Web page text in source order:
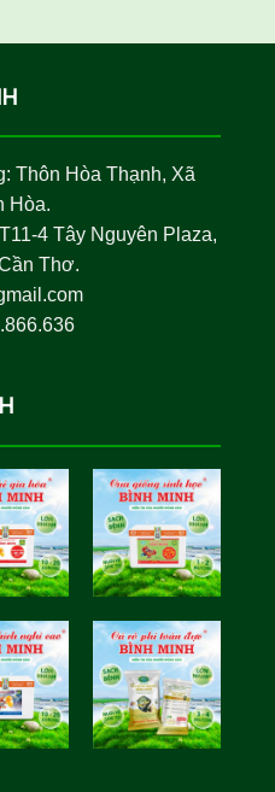
Thôn Hòa Thạnh, Xã
Hòa.
4 Tây Nguyên Plaza,
Thơ.
Học Bình
Minh